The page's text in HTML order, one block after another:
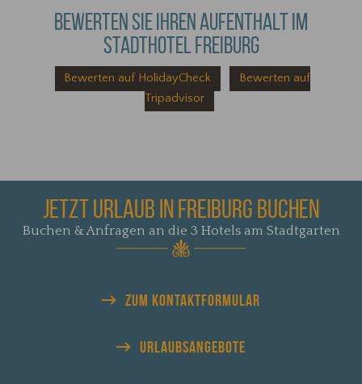
BEWERTEN SIE IHREN AUFENTHALT IM
STADTHOTEL FREIBURG
Bewerten auf HolidayCheck
Bewerten auf
Tripadvisor
JETZT URLAUB IN FREIBURG BUCHEN
Buchen & Anfragen an die 3 Hotels am Stadtgarten
ZUM KONTAKTFORMULAR
URLAUBSANGEBOTE